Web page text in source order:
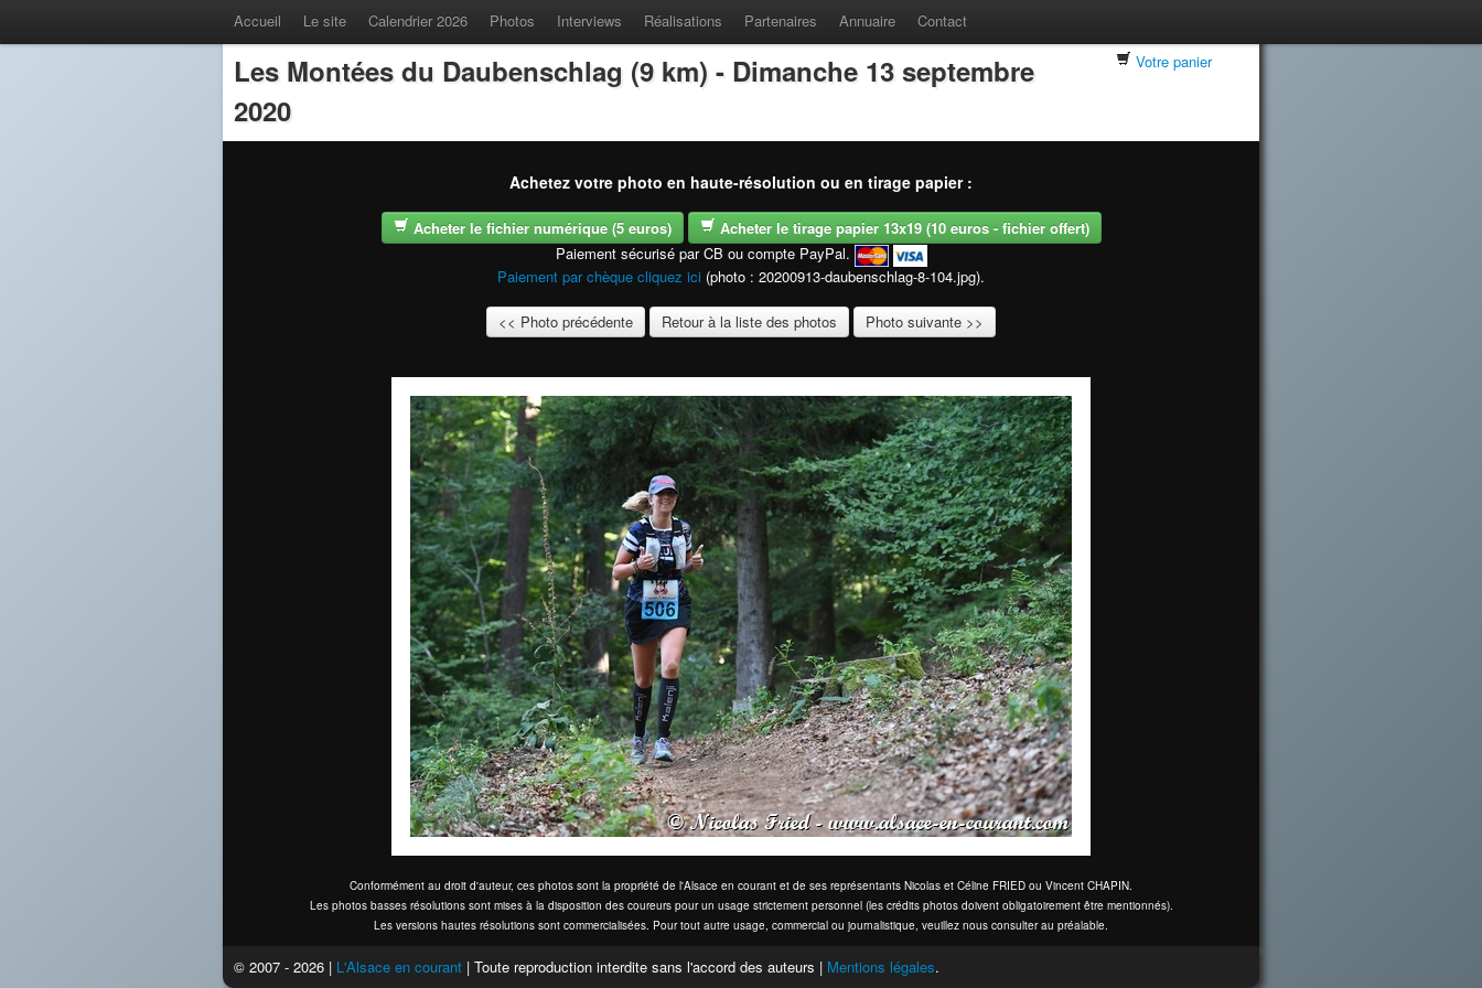
Accueil Le site Calendrier 2026 Photos Interviews Réalisations Partenaires Annuaire Contact
Les Montées du Daubenschlag (9 km) - Dimanche 13 septembre
2020
Votre panier
Achetez votre photo en haute-résolution ou en tirage papier :
Acheter le fichier numérique (5 euros)
Acheter le tirage papier 13x19 (10 euros - fichier offert)
Paiement sécurisé par CB ou compte PayPal.
Paiement par chèque cliquez ici (photo : 20200913-daubenschlag-8-104.jpg).
<< Photo précédente Retour à la liste des photos Photo suivante >>
Conformément au droit d'auteur, ces photos sont la propriété de l'Alsace en courant et de ses représentants Nicolas et Céline FRIED ou Vincent CHAPIN.
Les photos basses résolutions sont mises à la disposition des coureurs pour un usage strictement personnel (les crédits photos doivent obligatoirement être mentionnés).
Les versions hautes résolutions sont commercialisées. Pour tout autre usage, commercial ou journalistique, veuillez nous consulter au préalable.
© 2007 - 2026 | L'Alsace en courant | Toute reproduction interdite sans l'accord des auteurs | Mentions légales.